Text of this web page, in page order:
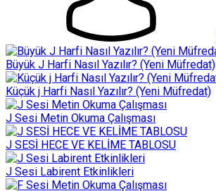
Büyük J Harfi Nasıl Yazılır? (Yeni Müfredat)
Küçük j Harfi Nasıl Yazılır? (Yeni Müfredat)
J Sesi Metin Okuma Çalışması
J SESİ HECE VE KELİME TABLOSU
J Sesi Labirent Etkinlikleri